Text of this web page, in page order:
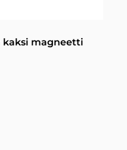
kaksi magneetti